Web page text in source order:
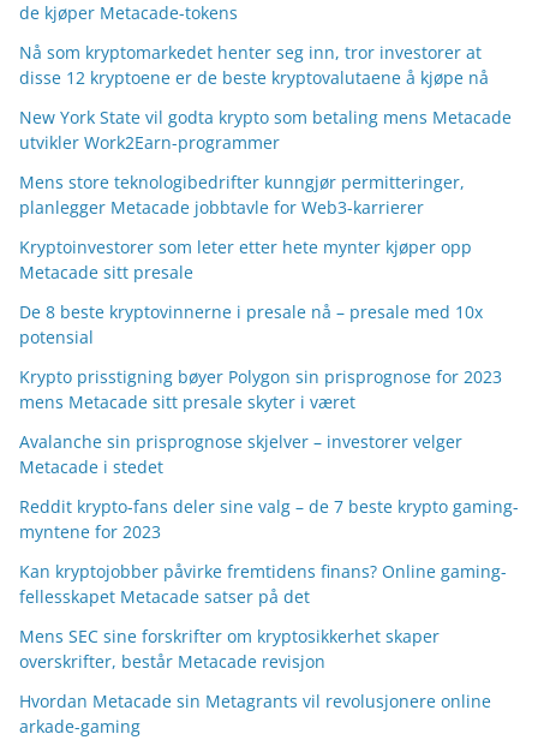
de kjøper Metacade-tokens
Nå som kryptomarkedet henter seg inn, tror investorer at
disse 12 kryptoene er de beste kryptovalutaene å kjøpe nå
New York State vil godta krypto som betaling mens Metacade
utvikler Work2Earn-programmer
Mens store teknologibedrifter kunngjør permitteringer,
planlegger Metacade jobbtavle for Web3-karrierer
Kryptoinvestorer som leter etter hete mynter kjøper opp
Metacade sitt presale
De 8 beste kryptovinnerne i presale nå – presale med 10x
potensial
Krypto prisstigning bøyer Polygon sin prisprognose for 2023
mens Metacade sitt presale skyter i været
Avalanche sin prisprognose skjelver – investorer velger
Metacade i stedet
Reddit krypto-fans deler sine valg – de 7 beste krypto gaming-
myntene for 2023
Kan kryptojobber påvirke fremtidens finans? Online gaming-
fellesskapet Metacade satser på det
Mens SEC sine forskrifter om kryptosikkerhet skaper
overskrifter, består Metacade revisjon
Hvordan Metacade sin Metagrants vil revolusjonere online
arkade-gaming